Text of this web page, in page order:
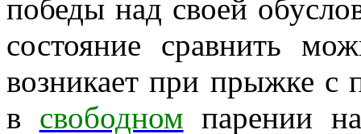
победы над своей
состояние сравнить
возникает при прыжке с
в свободном парении